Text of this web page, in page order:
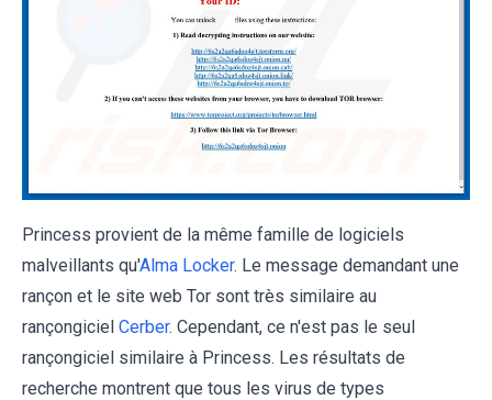
Princess provient de la même famille de logiciels
malveillants qu'Alma Locker. Le message demandant une
rançon et le site web Tor sont très similaire au
rançongiciel Cerber. Cependant, ce n'est pas le seul
rançongiciel similaire à Princess. Les résultats de
recherche montrent que tous les virus de types